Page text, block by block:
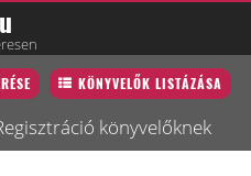
KÖNYVELŐK LISTÁZÁSA
könyvelőknek